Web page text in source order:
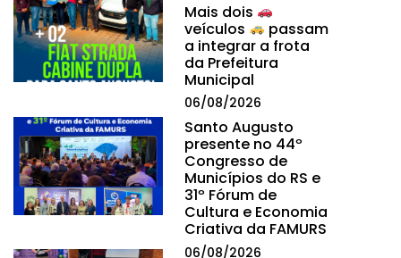
Mais dois
veículos
passam
a integrar a frota
da Prefeitura
Municipal
06/08/2026
Santo Augusto
presente no 44º
Congresso de
Municípios do RS e
31º Fórum de
Cultura e Economia
Criativa da FAMURS
06/08/2026